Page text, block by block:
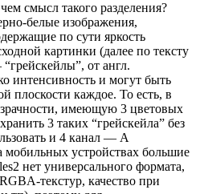
смысл такого разделения?
белые изображения,
по сути яркость
картинки (далее по тексту
от англ.
интенсивность и могут быть
плоскости каждое. То есть, в
имеющую 3 цветовых
3 таких “грейскейла” без
и 4 канал — A
мобильных устройствах большие
нет универсального формата,
текстур, качество при